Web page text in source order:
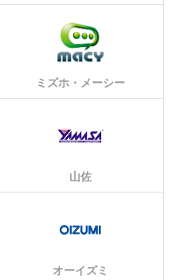
ミズホ・メーシー
山佐
オーイズミ